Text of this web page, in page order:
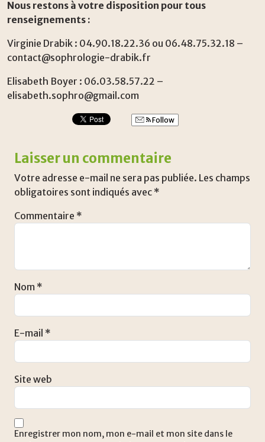
Nous restons à votre disposition pour tous
renseignements :
Virginie Drabik : 04.90.18.22.36 ou 06.48.75.32.18 –
contact@sophrologie-drabik.fr
Elisabeth Boyer : 06.03.58.57.22 –
elisabeth.sophro@gmail.com
Follow
Laisser un commentaire
Votre adresse e-mail ne sera pas publiée. Les champs
obligatoires sont indiqués avec *
Commentaire *
Nom *
E-mail *
Site web
Enregistrer mon nom, mon e-mail et mon site dans le